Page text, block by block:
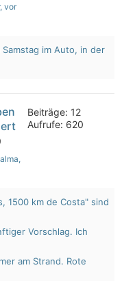
, vor
im Auto, in der
,
Beiträge: 12
Aufrufe: 620
1500 km de Costa" sind
Vorschlag. Ich
am Strand. Rote